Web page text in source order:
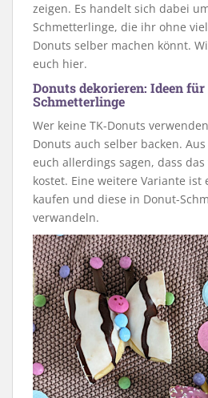
zeigen. Es handelt sich dabei
Schmetterlinge, die ihr ohne
Donuts selber machen könnt.
euch hier.
Donuts dekorieren: Ideen
Schmetterlinge
Wer keine TK-Donuts
Donuts auch selber backen.
euch allerdings sagen, dass
kostet. Eine weitere Variante ist
kaufen und diese in Donut-
verwandeln.